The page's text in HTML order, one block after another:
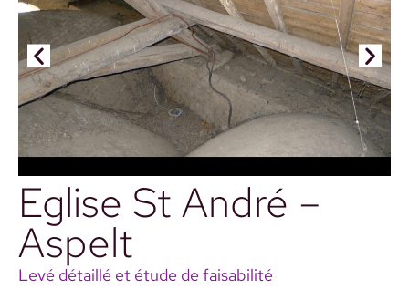
Eglise St André –
Aspelt
Levé détaillé et étude de faisabilité